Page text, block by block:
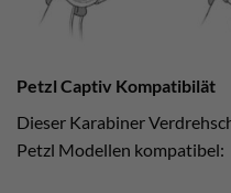
Petzl Captiv Kompatibilät
Dieser Karabiner
Petzl Modellen kompatibel: